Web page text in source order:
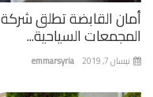
أمان القابضة تطلق
المجمعات السياحية...
emmarsyria نيسان 7, 2019